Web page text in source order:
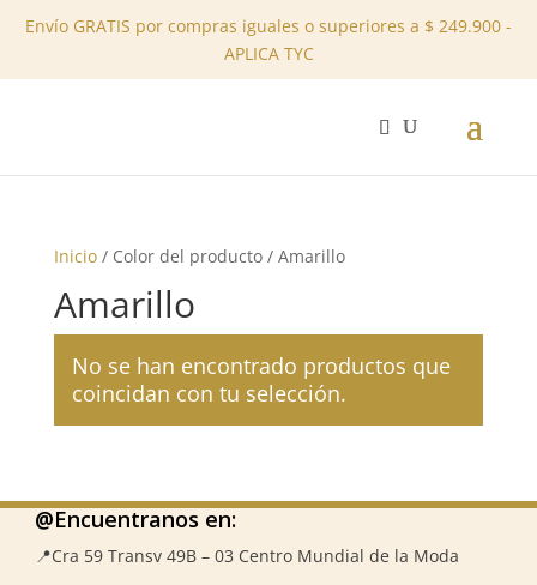
Envío GRATIS por compras iguales o superiores a $ 249.900 -
APLICA TYC
✕
Inicio/ Color del producto / Amarillo
Amarillo
No se han encontrado productos que
coincidan con tu selección.
@Encuentranos en:
📍Cra 59 Transv 49B – 03 Centro Mundial de la Moda